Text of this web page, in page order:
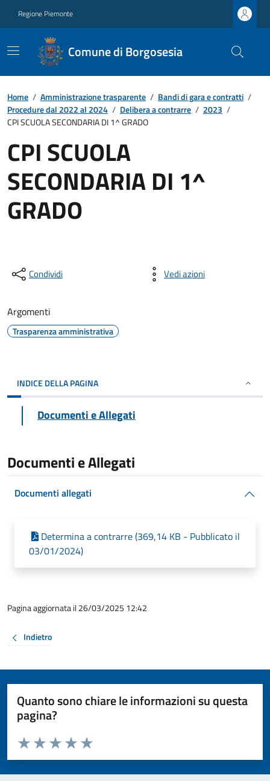
Regione Piemonte
Comune di Borgosesia
Home / Amministrazione trasparente / Bandi di gara e contratti /
Procedure dal 2022 al 2024 / Delibera a contrarre / 2023 /
CPI SCUOLA SECONDARIA DI 1^ GRADO
CPI SCUOLA
SECONDARIA DI 1^
GRADO
Condividi Vedi azioni
Argomenti
Trasparenza amministrativa
INDICE DELLA PAGINA
Documenti e Allegati
Documenti e Allegati
Documenti allegati
Determina a contrarre (369,14 KB - Pubblicato il
03/01/2024)
Pagina aggiornata il 26/03/2025 12:42
Indietro
Quanto sono chiare le informazioni su questa
pagina?
Valuta da 1 a 5 stelle la pagina
Valuta 5 stelle su 5
Valuta 4 stelle su 5
Valuta 3 stelle su 5
Valuta 2 stelle su 5
Valuta 1 stelle su 5